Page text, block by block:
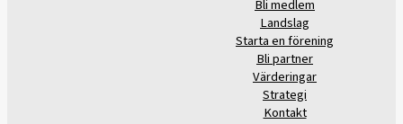
Bli medlem
Landslag
Starta en förening
Bli partner
Värderingar
Strategi
Kontakt